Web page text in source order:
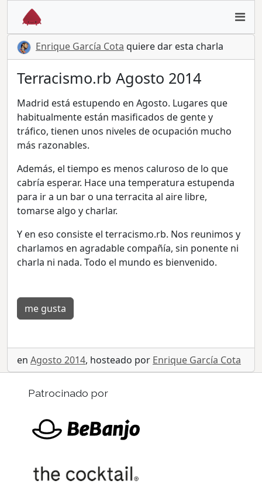
Enrique García Cota quiere dar esta charla
Terracismo.rb Agosto 2014
Madrid está estupendo en Agosto. Lugares que
habitualmente están masificados de gente y
tráfico, tienen unos niveles de ocupación mucho
más razonables.
Además, el tiempo es menos caluroso de lo que
cabría esperar. Hace una temperatura estupenda
para ir a un bar o una terracita al aire libre,
tomarse algo y charlar.
Y en eso consiste el terracismo.rb. Nos reunimos y
charlamos en agradable compañía, sin ponente ni
charla ni nada. Todo el mundo es bienvenido.
me gusta
en Agosto 2014, hosteado por Enrique García Cota
Patrocinado por